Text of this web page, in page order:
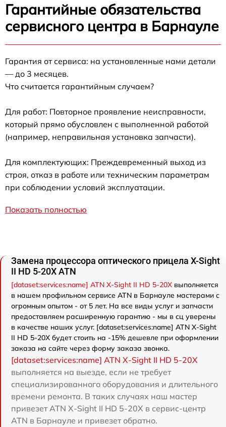
Гарантийные обязательства
сервисного центра в Барнауле
Гарантия от сервиса: на установленные нами детали
— до 3 месяцев.
Что считается гарантийным случаем?
Для работ: Повторное проявление неисправности,
который прямо обусловлен с выполненной работой
(например, неправильная установка запчасти).
Для комплектующих: Преждевременный выход из
строя, отказ в работе или техническим параметрам
при соблюдении условий эксплуатации.
Показать полностью
Замена процессора оптического прицела X-Sight
II HD 5-20X ATN
[dataset:services:name] ATN X-Sight II HD 5-20X выполняется
в нашем профильном сервисе ATN в Барнауле мастерами с
огромным опытом - от 5 лет. На все виды услуг и запчасти
предоставляем расширенную гарантию - мы в сц уверены
в качестве наших услуг. [dataset:services:name] ATN X-Sight
II HD 5-20X будет стоить на -15% дешевле при оформлении
заказа на сайте через форму заказа звонка.
[dataset:services:name] ATN X-Sight II HD 5-20X
выполняется на выезде, если не требует
специализированного оборудования и длительного
времени ремонта. В таких случаях наш мастер
привезет ATN X-Sight II HD 5-20X в сервис-центр
ATN в Барнауле и привезет обратно.